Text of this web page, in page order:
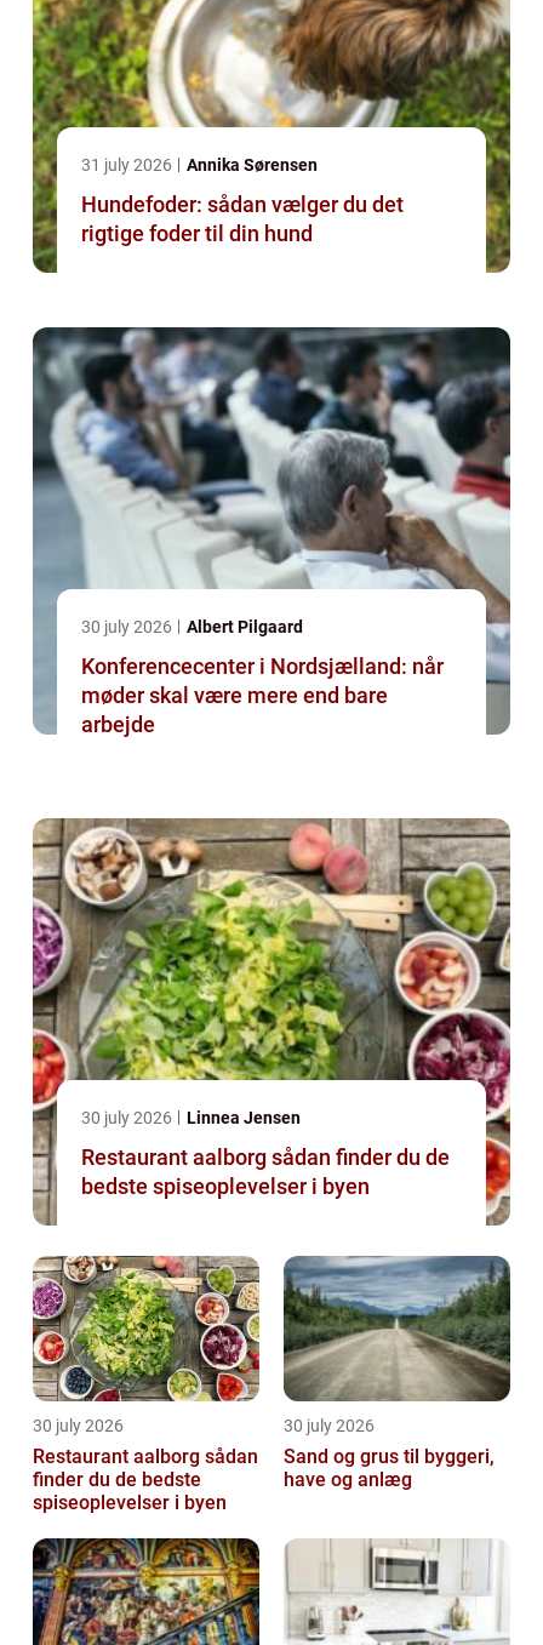
31 july 2026 Annika Sørensen
Hundefoder: sådan vælger du det
rigtige foder til din hund
30 july 2026 Albert Pilgaard
Konferencecenter i Nordsjælland: når
møder skal være mere end bare
arbejde
30 july 2026 Linnea Jensen
Restaurant aalborg sådan finder du de
bedste spiseoplevelser i byen
30 july 2026
Restaurant aalborg sådan
finder du de bedste
spiseoplevelser i byen
30 july 2026
Sand og grus til byggeri,
have og anlæg